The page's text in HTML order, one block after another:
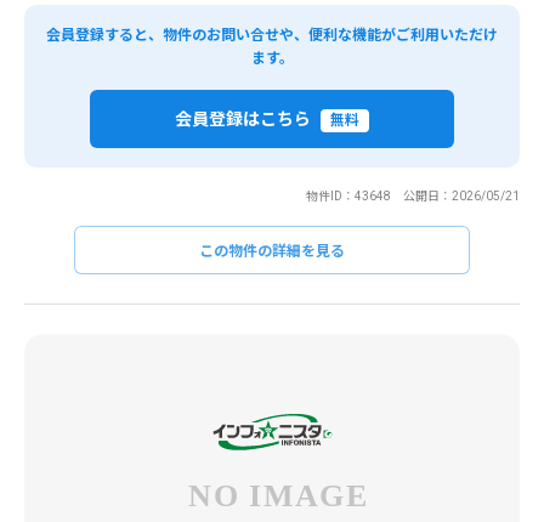
会員登録すると、物件のお問い合せや、便利な機能がご利用いただけ
ます。
会員登録はこちら 無料
物件ID：43648 公開日：2026/05/21
この物件の詳細を見る